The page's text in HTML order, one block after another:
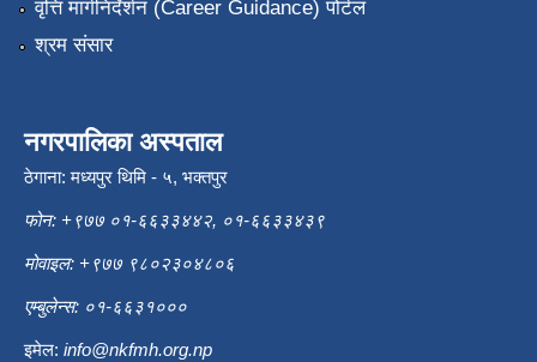
वृत्ति मार्गनिर्देर्शन (Career Guidance) पोर्टल
श्रम संसार
नगरपालिका अस्पताल
ठेगाना: मध्यपुर थिमि - ५, भक्तपुर
फोन: +९७७ ०१-६६३३४४२, ०१-६६३३४३९
मोवाइल: +९७७ ९८०२३०४८०६
एम्बुलेन्स: ०१-६६३१०००
इमेल: info@nkfmh.org.np